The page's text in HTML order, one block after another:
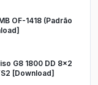
OF-1418 (Padrão
G8 1800 DD 8x2
[Download]